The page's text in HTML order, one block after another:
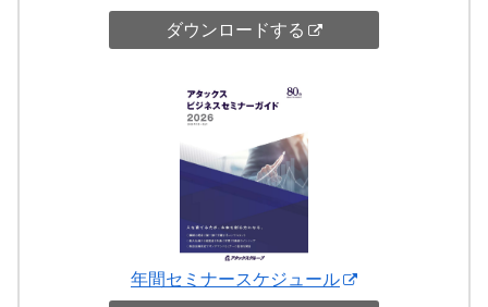
ダウンロードする
年間セミナースケジュール